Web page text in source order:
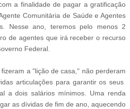
a finalidade de pagar a gratificação
Comunitária de Saúde e Agentes
Nesse ano, teremos pelo menos 2
de agentes que irá receber o recurso
Federal.
a "lição de casa," não perderam
articulações para garantir os seus
a dois salários mínimos. Uma renda
as dívidas de fim de ano, aquecendo